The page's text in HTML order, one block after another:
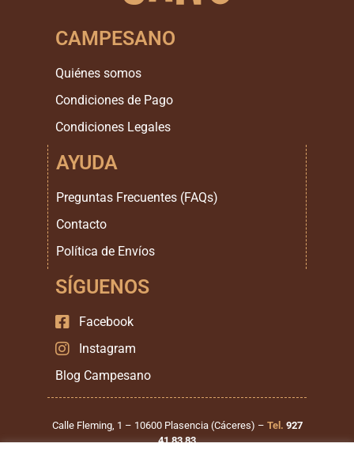
CAMPESANO
Quiénes somos
Condiciones de Pago
Condiciones Legales
AYUDA
Preguntas Frecuentes (FAQs)
Contacto
Política de Envíos
SÍGUENOS
Facebook
Instagram
Blog Campesano
Calle Fleming, 1 – 10600 Plasencia (Cáceres) – Tel. 927
41 83 83